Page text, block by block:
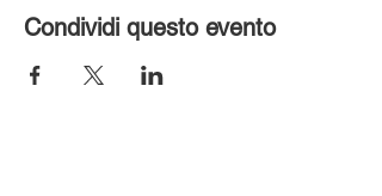
Condividi questo evento